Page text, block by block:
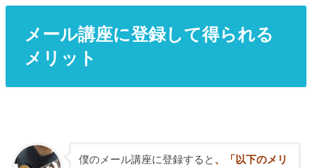
メール講座に登録して得られる
メリット
僕のメール講座に登録すると 、「以下のメリ